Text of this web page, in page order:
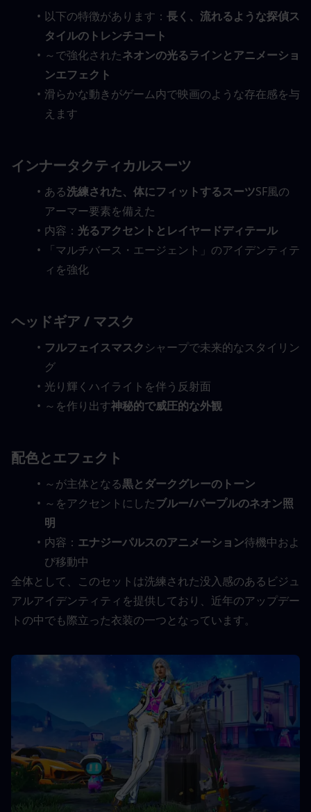
以下の特徴があります： 長く、流れるような探偵ス
タイルのトレンチコート
～で強化されたネオンの光るラインとアニメーショ
ンエフェクト
滑らかな動きがゲーム内で映画のような存在感を与
えます
インナータクティカルスーツ
ある洗練された、体にフィットするスーツSF風の
アーマー要素を備えた
内容： 光るアクセントとレイヤードディテール
「マルチバース・エージェント」のアイデンティテ
ィを強化
ヘッドギア / マスク
フルフェイスマスクシャープで未来的なスタイリン
グ
光り輝くハイライトを伴う反射面
～を作り出す神秘的で威圧的な外観
配色とエフェクト
～が主体となる黒とダークグレーのトーン
～をアクセントにしたブルー/パープルのネオン照
明
内容： エナジーパルスのアニメーション待機中およ
び移動中
全体として、このセットは洗練された没入感のあるビジュ
アルアイデンティティを提供しており、近年のアップデー
トの中でも際立った衣装の一つとなっています。